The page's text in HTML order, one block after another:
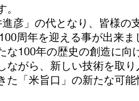
彦」の代となり、皆様の
周年を迎える事が出来ま
な100年の歴史の創造に向
ながら、新しい技術を取
た「米旨口」の新たな可